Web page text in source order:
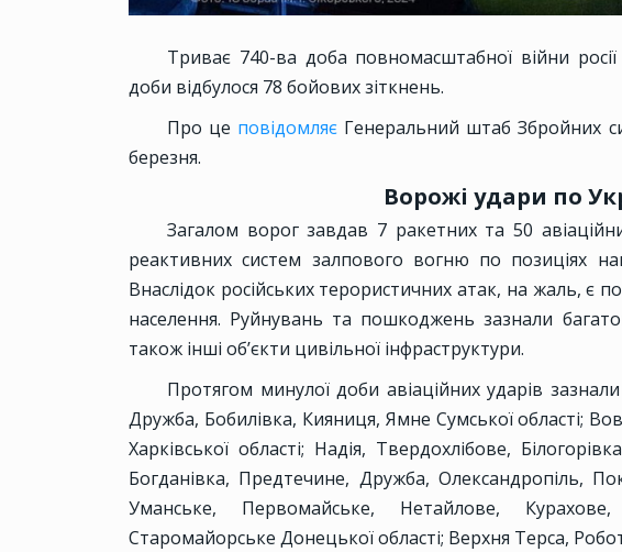
Триває 740-ва доба повномасштабної війни
доби відбулося 78 бойових зіткнень.
Про це повідомляє Генеральний штаб Збройних
березня.
Ворожі удари по
Загалом ворог завдав 7 ракетних та 50
реактивних систем залпового вогню по позиціях
Внаслідок російських терористичних атак, на жаль, є
населення. Руйнувань та пошкоджень зазнали
також інші об’єкти цивільної інфраструктури.
Протягом минулої доби авіаційних ударів
Дружба, Бобилівка, Кияниця, Ямне Сумської області;
Харківської області; Надія, Твердохлібове,
Богданівка, Предтечине, Дружба, Олександропіль,
Уманське, Первомайське, Нетайлове,
Старомайорське Донецької області; Верхня Терса,